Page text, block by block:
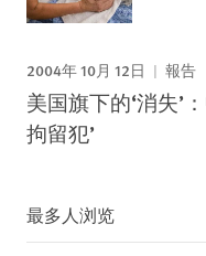
2004年 10月 12日 報告
美国旗下的‘消失’
拘留犯’
最多人浏览